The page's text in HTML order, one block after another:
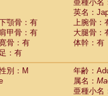
亜種小名
英名：
顎骨：有
上腕骨：
肩甲骨：有
大腿骨：
骨：有
体幹：有
足：有
別：M
年齢：
属名：
亜種小名